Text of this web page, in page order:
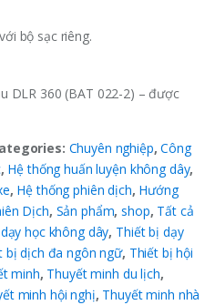
bộ sạc riêng.
DLR 360 (BAT 022-2) – được
Chuyên nghiệp,Công
, Hệ thống huấn luyện không dây,
, Hệ thống phiên dịch, Hướng
Dịch, Sản phẩm,shop, Tất cả
học không dây, Thiết bị dạy
bị dịch đa ngôn ngữ, Thiết bị hội
minh, Thuyết minh du lịch,
minh hội nghị, Thuyết minh nhà